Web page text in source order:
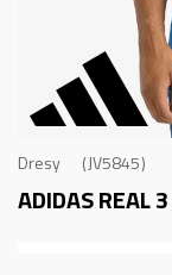
Dresy JV5845
ADIDAS REAL 3